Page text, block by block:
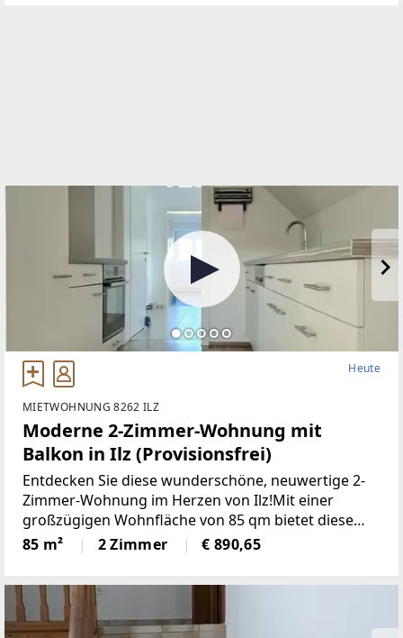
Heute
MIETWOHNUNG 8262 ILZ
Moderne 2-Zimmer-Wohnung mit
Balkon in Ilz (Provisionsfrei)
Entdecken Sie diese wunderschöne, neuwertige 2-
Zimmer-Wohnung im Herzen von Ilz!Mit einer
großzügigen Wohnfläche von 85 qm bietet diese
Wohnung den idealen Raumfür Singles oder Paare.
Die lichtdurchfluteten Räume überzeugen durch
85 m² 2 Zimmer € 890,65